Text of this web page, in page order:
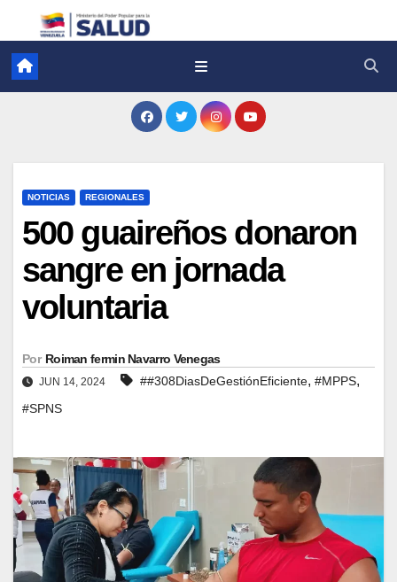
NOTICIAS REGIONALES
500 guaireños donaron
sangre en jornada
voluntaria
Por Roiman fermin Navarro Venegas
JUN 14, 2024 ##308DiasDeGestiónEficiente, #MPPS,
#SPNS